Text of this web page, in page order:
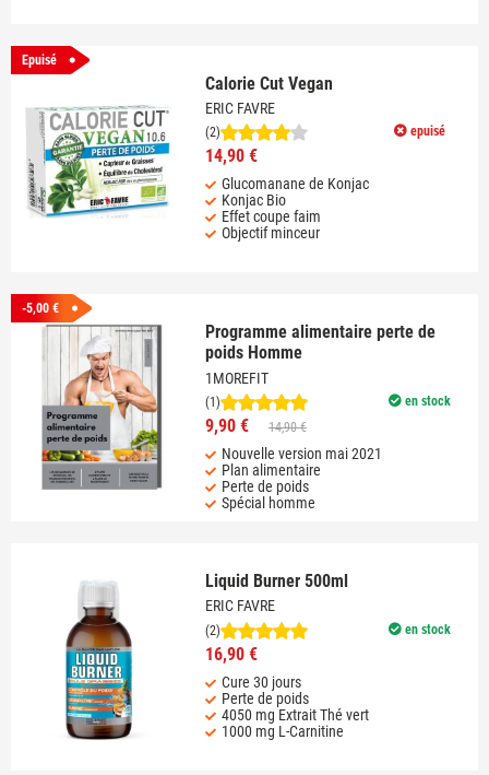
Epuisé
Calorie Cut Vegan
ERIC FAVRE
epuisé
(2)
14,90 €
Glucomanane de Konjac
Konjac Bio
Effet coupe faim
Objectif minceur
-5,00 €
Programme alimentaire perte de
poids Homme
1MOREFIT
en stock
(1)
9,90 € 14,90 €
Nouvelle version mai 2021
Plan alimentaire
Perte de poids
Spécial homme
Liquid Burner 500ml
ERIC FAVRE
en stock
(2)
16,90 €
Cure 30 jours
Perte de poids
4050 mg Extrait Thé vert
1000 mg L-Carnitine